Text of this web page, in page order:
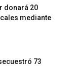
donará 20
mediante
73